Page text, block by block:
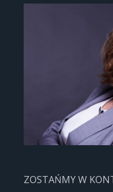
ZOSTAŃMY W